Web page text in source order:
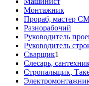
Монтажник
Прораб, мастер
Разнорабочий
Руководитель
Руководитель
Сварщик1
Слесарь,
Стропальщик,